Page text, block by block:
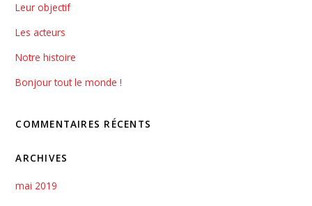
Leur objectif
Les acteurs
Notre histoire
Bonjour tout le monde !
COMMENTAIRES RÉCENTS
ARCHIVES
mai 2019